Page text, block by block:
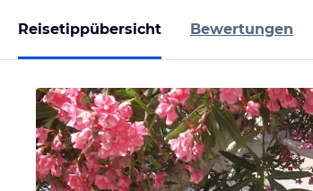
Reisetippübersicht Bewertungen